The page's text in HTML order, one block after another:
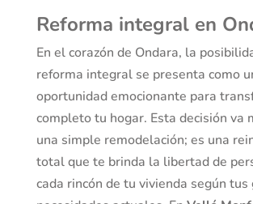
Reforma integral en
En el corazón de Ondara, la
reforma integral se presenta como
oportunidad emocionante para
completo tu hogar. Esta decisión va
una simple remodelación; es una
total que te brinda la libertad de
cada rincón de tu vivienda según tus